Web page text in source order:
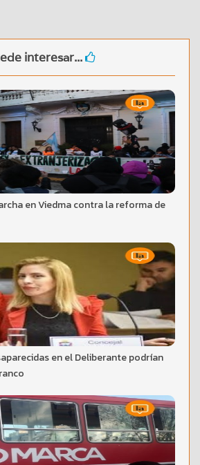
interesar...
en Viedma contra la reforma de
en el Deliberante podrían